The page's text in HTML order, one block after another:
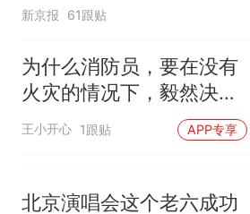
新京报 61跟贴
为什么消防员，要在没有
火灾的情况下，毅然决然
地打开消防栓
王小开心 1跟贴 APP专享
北京演唱会这个老六成功